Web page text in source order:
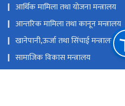
आर्थिक मामिला तथा योजना मन्त्रालय
आन्तरिक मामिला तथा कानून मन्त्रालय
खानेपानी,ऊर्जा तथा सिंचाई मन्त्रालय
सामाजिक विकास मन्त्रालय